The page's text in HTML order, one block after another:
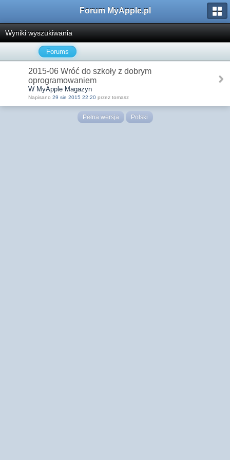
Forum MyApple.pl
Wyniki wyszukiwania
Forums
2015-06 Wróć do szkoły z dobrym
oprogramowaniem
W MyApple Magazyn
Napisano 29 sie 2015 22:20 przez tomasz
Pełna wersja Polski